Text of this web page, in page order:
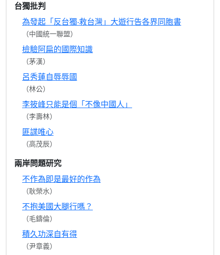
台獨批判
為發起「反台獨‧救台灣」大遊行告各界同胞書
（中國統一聯盟）
檢驗阿扁的國際知識
（茅漢）
呂秀蓮自辱辱國
（林公）
李筱峰只能是個「不像中國人」
（李壽林）
匪諜唯心
（高茂辰）
兩岸問題研究
不作為即是最好的作為
（耿榮水）
不抱美國大腿行嗎？
（毛鑄倫）
積久功深自有得
（尹章義）